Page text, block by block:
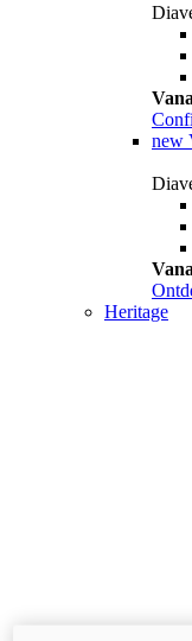
new
Heritage